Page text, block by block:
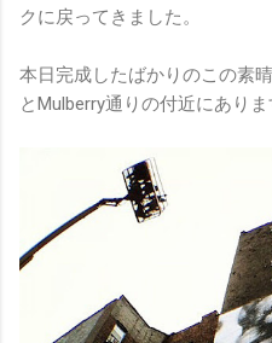
クに戻ってきました。
本日完成したばかりのこの素
とMulberry通りの付近にありま